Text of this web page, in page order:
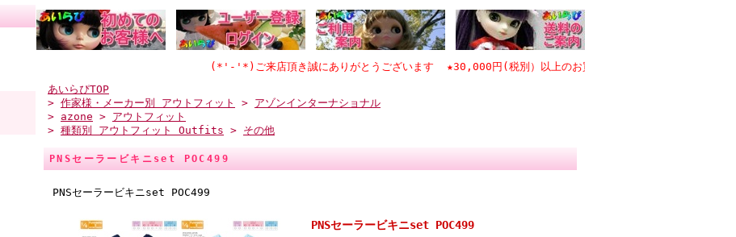
(*'-'*)ご来店頂き誠にありがとうございます ★30,000円(税別）以上のお買い物で日本国内送料無料 *1カートにて
あいらぴTOP
> 作家様・メーカー別 アウトフィット > アゾンインターナショナル
> azone > アウトフィット
> 種類別 アウトフィット Outfits > その他
PNSセーラービキニset POC499
PNSセーラービキニset POC499
PNSセーラービキニset POC499